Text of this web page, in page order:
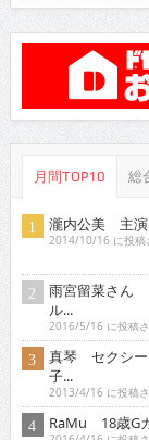
月間TOP10 総
瀧内公美 主演
2014/10/16 に投稿
雨宮留菜さん
ル...
2016/5/16 に投稿
真琴 セクシー
子...
2013/4/16 に投稿
RaMu 18歳G